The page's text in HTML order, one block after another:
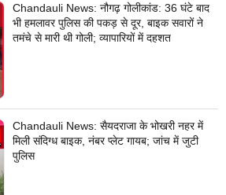
Chandauli News: नौगढ़ गोलीकांड: 36 घंटे बाद
भी हमलावर पुलिस की पकड़ से दूर, बाइक सवारों ने
तमंचे से मारी थी गोली; व्यापारियों में दहशत
Chandauli News: सैयदराजा के भोखरी नहर में
मिली संदिग्ध बाइक, नंबर प्लेट गायब; जांच में जुटी
पुलिस